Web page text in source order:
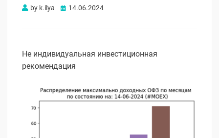
by k.ilya Опубликовано
14.06.2024
Не индивидуальная инвестиционная
рекомендация